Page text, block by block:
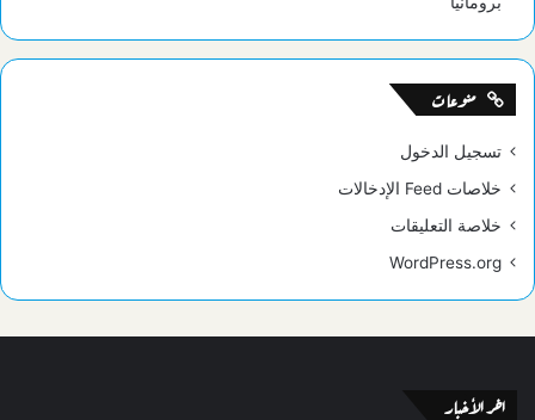
منوعات
تسجيل الدخول
خلاصات Feed الإدخالات
خلاصة التعليقات
WordPress.org
اخر الأخبار